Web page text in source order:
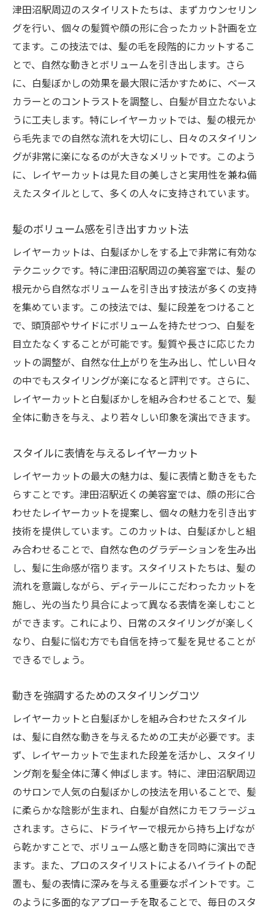
津田沼駅周辺のスタイリストたちは、まずカウンセリン
グを行い、個々の髪質や顔の形に合ったカット計画を立
てます。この技法では、髪の毛を段階的にカットするこ
とで、自然な動きとボリュームを引き出します。さら
に、白髪ぼかしの効果を最大限に活かすために、ベース
カラーとのコントラストを調整し、白髪が目立たないよ
うに工夫します。特にレイヤーカットでは、髪の根元か
ら毛先までの自然な流れを大切にし、日々のスタイリン
グが非常に楽になるのが大きなメリットです。このよう
に、レイヤーカットは見た目の美しさと実用性を兼ね備
えたスタイルとして、多くの人々に支持されています。
髪のボリューム感を引き出すカット法
レイヤーカットは、白髪ぼかしをする上で非常に有効な
テクニックです。特に津田沼駅周辺の美容室では、髪の
根元から自然なボリュームを引き出す技法が多くの支持
を集めています。この技法では、髪に段差をつけること
で、頭頂部やサイドにボリュームを持たせつつ、白髪を
目立たなくすることが可能です。髪質や長さに応じたカ
ットの調整が、自然な仕上がりを生み出し、忙しい日々
の中でもスタイリングが楽になると評判です。さらに、
レイヤーカットと白髪ぼかしを組み合わせることで、髪
全体に動きを与え、より若々しい印象を演出できます。
スタイルに表情を与えるレイヤーカット
レイヤーカットの最大の魅力は、髪に表情と動きをもた
らすことです。津田沼駅近くの美容室では、顔の形に合
わせたレイヤーカットを提案し、個々の魅力を引き出す
技術を提供しています。このカットは、白髪ぼかしと組
み合わせることで、自然な色のグラデーションを生み出
し、髪に生命感が宿ります。スタイリストたちは、髪の
流れを意識しながら、ディテールにこだわったカットを
施し、光の当たり具合によって異なる表情を楽しむこと
ができます。これにより、日常のスタイリングが楽しく
なり、白髪に悩む方でも自信を持って髪を見せることが
できるでしょう。
動きを強調するためのスタイリングコツ
レイヤーカットと白髪ぼかしを組み合わせたスタイル
は、髪に自然な動きを与えるための工夫が必要です。ま
ず、レイヤーカットで生まれた段差を活かし、スタイリ
ング剤を髪全体に薄く伸ばします。特に、津田沼駅周辺
のサロンで人気の白髪ぼかしの技法を用いることで、髪
に柔らかな陰影が生まれ、白髪が自然にカモフラージュ
されます。さらに、ドライヤーで根元から持ち上げなが
ら乾かすことで、ボリューム感と動きを同時に演出でき
ます。また、プロのスタイリストによるハイライトの配
置も、髪の表情に深みを与える重要なポイントです。こ
のように多面的なアプローチを取ることで、毎日のスタ